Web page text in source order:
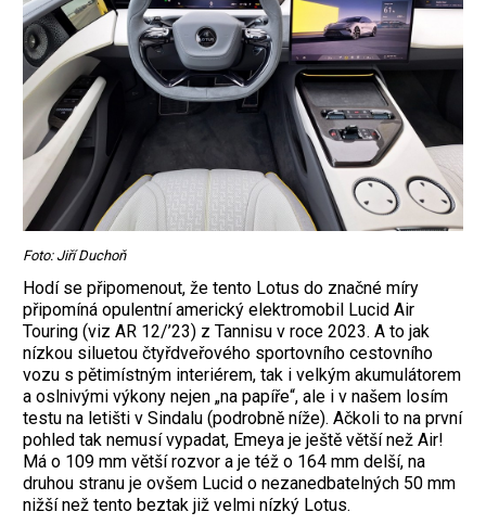
Foto: Jiří Duchoň
Hodí se připomenout, že tento Lotus do značné míry
připomíná opulentní americký elektromobil Lucid Air
Touring (viz AR 12/’23) z Tannisu v roce 2023. A to jak
nízkou siluetou čtyřdveřového sportovního cestovního
vozu s pětimístným interiérem, tak i velkým akumulátorem
a oslnivými ­výkony nejen „na papíře“, ale i v našem losím
testu na letišti v Sindalu (podrobně níže). Ačkoli to na první
pohled tak nemusí vypadat, Emeya je ještě větší než Air!
Má o 109 mm větší rozvor a je též o 164 mm delší, na
druhou stranu je ovšem Lucid o nezanedbatelných 50 mm
nižší než tento beztak již velmi nízký Lotus.